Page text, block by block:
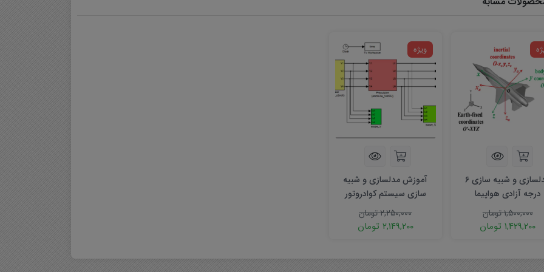
مدلسازی و شبیه سازی 6
درجه آزادی هواپیما
۱,۵۰۰,۰۰۰تومان
۱,۴۲۹,۲۰۰ تومان
ویژه
آموزش مدلسازی و شبیه
سازی سیستم کوادروتور
۲,۲۵۰,۰۰۰تومان
۲,۱۴۹,۲۰۰ تومان